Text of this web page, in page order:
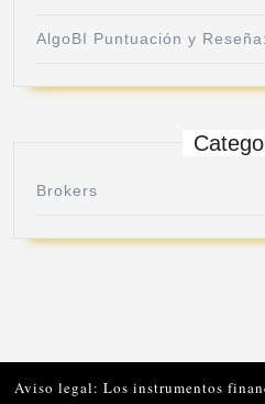
AlgoBI Puntuación y Reseña:
Brokers
Aviso legal: Los instrumentos